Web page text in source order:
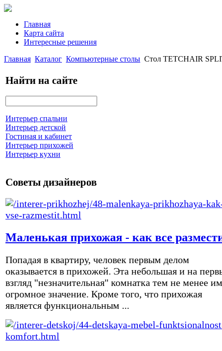
Главная
Карта сайта
Интересные решения
Главная Каталог Компьютерные столы Стол TETCHAIR
Найти на сайте
Интерьер спальни
Интерьер детской
Гостиная и кабинет
Интерьер прихожей
Интерьер кухни
Советы дизайнеров
Маленькая прихожая - как все
Попадая в квартиру, человек первым делом
оказывается в прихожей. Эта небольшая и на
взгляд "незначительная" комнатка тем не менее
огромное значение. Кроме того, что прихожая
является функциональным ...